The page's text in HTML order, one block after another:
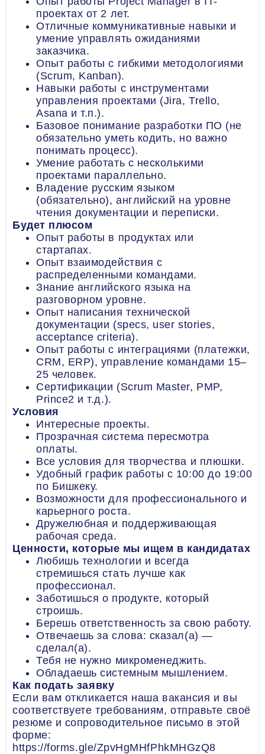
проектах от 2 лет.
Отличные коммуникативные навыки и
умение управлять ожиданиями
заказчика.
Опыт работы с гибкими методологиями
(Scrum, Kanban).
Навыки работы с инструментами
управления проектами (Jira, Trello,
Asana и т.п.).
Базовое понимание разработки ПО (не
обязательно уметь кодить, но важно
понимать процесс).
Умение работать с несколькими
проектами параллельно.
Владение русским языком
(обязательно), английский на уровне
чтения документации и переписки.
Будет плюсом
Опыт работы в продуктах или
стартапах.
Опыт взаимодействия с
распределенными командами.
Знание английского языка на
разговорном уровне.
Опыт написания технической
документации (specs, user stories,
acceptance criteria).
Опыт работы с интеграциями (платежки,
CRM, ERP), управление командами 15–
25 человек.
Сертификации (Scrum Master, PMP,
Prince2 и т.д.).
Условия
Интересные проекты.
Прозрачная система пересмотра
оплаты.
Все условия для творчества и плюшки.
Удобный график работы с 10:00 до 19:00
по Бишкеку.
Возможности для профессионального и
карьерного роста.
Дружелюбная и поддерживающая
рабочая среда.
Ценности, которые мы ищем в кандидатах
Любишь технологии и всегда
стремишься стать лучше как
профессионал.
Заботишься о продукте, который
строишь.
Берешь ответственность за свою работу.
Отвечаешь за слова: сказал(а) —
сделал(а).
Тебя не нужно микроменеджить.
Обладаешь системным мышлением.
Как подать заявку
Если вам откликается наша вакансия и вы
соответствуете требованиям, отправьте своё
резюме и сопроводительное письмо в этой
форме:
https://forms.gle/ZpvHgMHfPhkMHGzQ8